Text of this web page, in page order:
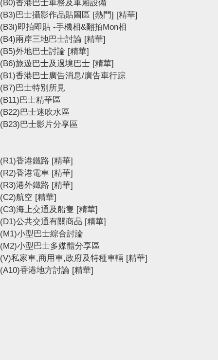
(B0)香港巴士車務及車廂設備
(B3)巴士攝影作品貼圖區 [熱門] [精華]
(B3i)即拍即貼 -手機相&翻拍Mon相
(B4)兩岸三地巴士討論 [精華]
(B5)外地巴士討論 [精華]
(B6)旅遊巴士及過境巴士 [精華]
(B1)香港巴士廣告消息/廣告車行踪
(B7)巴士特別所見
(B11)巴士精華區
(B22)巴士迷吹水區
(B23)巴士影片分享區
(R1)香港鐵路 [精華]
(R2)香港電車 [精華]
(R3)港外鐵路 [精華]
(C2)航空 [精華]
(C3)海上交通及船隻 [精華]
(D1)公共交通有關商品 [精華]
(M1)小型巴士綜合討論
(M2)小型巴士多媒體分享區
(V)私家車,商用車,政府及特種車輛 [精華]
(A10)香港地方討論 [精華]